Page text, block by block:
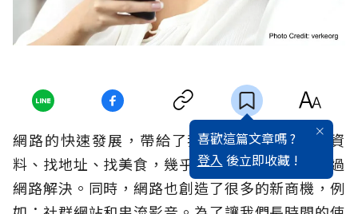
喜歡這篇文章嗎 ?
登入 後立即收藏 !
網路的快速發展，帶給了我們很多的方便。找資
料、找地址、找美食，幾乎所有事情，都能夠透過
網路解決。同時，網路也創造了很多的新商機，例